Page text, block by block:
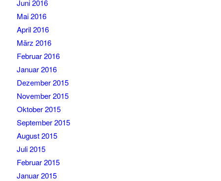
Juni 2016
Mai 2016
April 2016
März 2016
Februar 2016
Januar 2016
Dezember 2015
November 2015
Oktober 2015
September 2015
August 2015
Juli 2015
Februar 2015
Januar 2015